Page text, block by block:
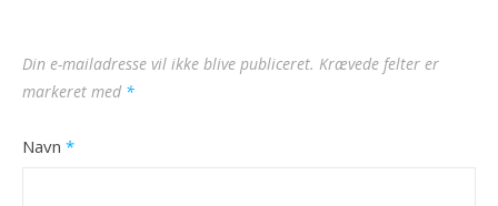
Din e-mailadresse vil ikke blive publiceret. Krævede felter er
markeret med *
Navn *